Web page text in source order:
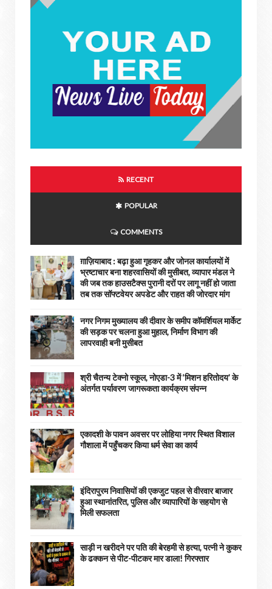
RECENT
POPULAR
COMMENTS
ग़ाज़ियाबाद : बढ़ा हुआ गृहकर और जोनल कार्यालयों में
भ्रष्टाचार बना शहरवासियों की मुसीबत, व्यापार मंडल ने
की जब तक हाउसटैक्स पुरानी दरों पर लागू नहीं हो जाता
तब तक सॉफ्टवेयर अपडेट और राहत की जोरदार मांग
नगर निगम मुख्यालय की दीवार के समीप कॉमर्शियल मार्केट
की सड़क पर चलना हुआ मुहाल, निर्माण विभाग की
लापरवाही बनी मुसीबत
श्री चैतन्य टेक्नो स्कूल, नोएडा-3 में ‘मिशन हरितोदय’ के
अंतर्गत पर्यावरण जागरूकता कार्यक्रम संपन्न
एकादशी के पावन अवसर पर लोहिया नगर स्थित विशाल
गौशाला में पहुँचकर किया धर्म सेवा का कार्य
इंदिरापुरम निवासियों की एकजुट पहल से वीरवार बाजार
हुआ स्थानांतरित, पुलिस और व्यापारियों के सहयोग से
मिली सफलता
साड़ी न खरीदने पर पति की बेरहमी से हत्या, पत्नी ने कुकर
के ढक्कन से पीट-पीटकर मार डाला! गिरफ्तार